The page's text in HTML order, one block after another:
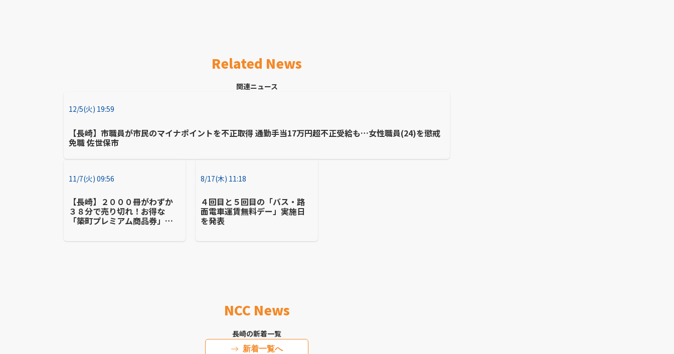
Related News
関連ニュース
12/5(火) 19:59
【長崎】市職員が市民のマイナポイントを不正取得 通勤手当17万円超不正受給も…女性職員(24)を懲戒
免職 佐世保市
11/7(火) 09:56
【長崎】２０００冊がわずか
３８分で売り切れ！お得な
「築町プレミアム商品券」発
8/17(木) 11:18
４回目と５回目の「バス・路
面電車運賃無料デー」実施日
を発表
NCC News
長崎の新着一覧
新着一覧へ